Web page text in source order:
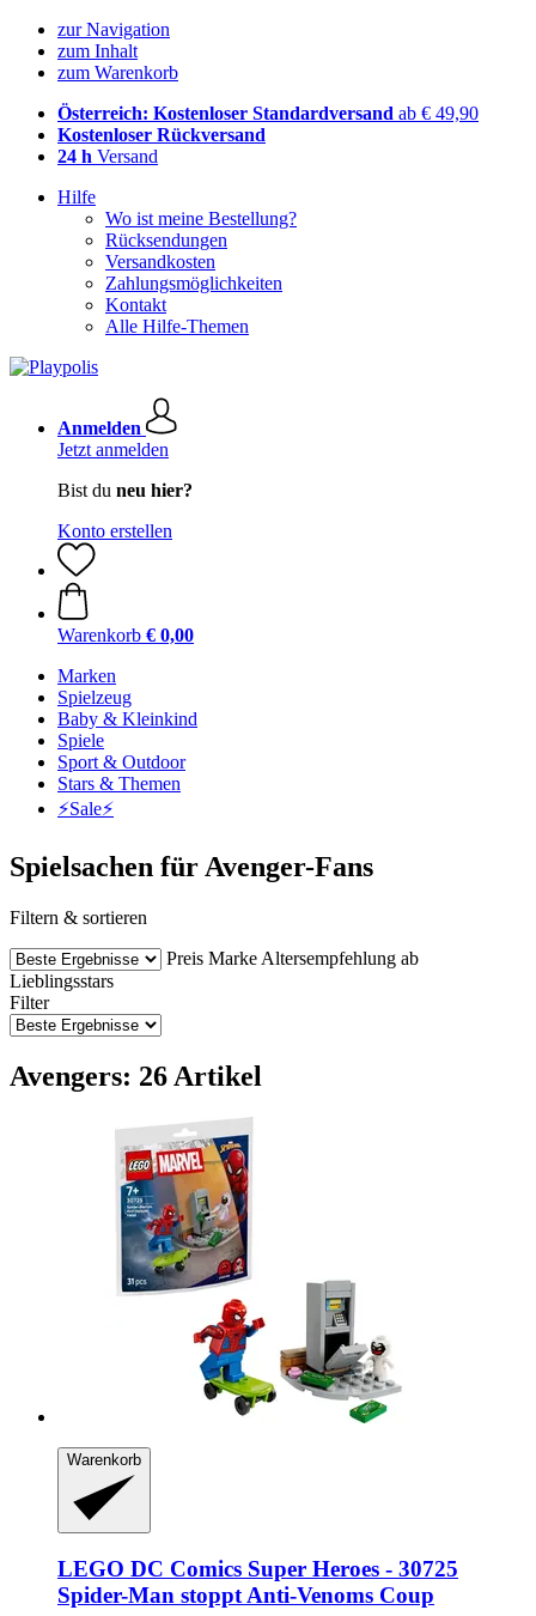
zur Navigation
zum Inhalt
zum Warenkorb
Österreich: Kostenloser Standardversand ab € 49,90
Kostenloser Rückversand
24 h Versand
Hilfe
Wo ist meine Bestellung?
Rücksendungen
Versandkosten
Zahlungsmöglichkeiten
Kontakt
Alle Hilfe-Themen
Anmelden
Jetzt anmelden
Bist du neu hier?
Konto erstellen
Warenkorb € 0,00
Marken
Spielzeug
Baby & Kleinkind
Spiele
Sport & Outdoor
Stars & Themen
⚡️Sale⚡️
Spielsachen für Avenger-Fans
Filtern & sortieren
Preis Marke Altersempfehlung ab
Lieblingsstars
Filter
Avengers: 26 Artikel
Warenkorb
LEGO DC Comics Super Heroes -​ 30725
Spider-​Man stoppt Anti-​Venoms Coup